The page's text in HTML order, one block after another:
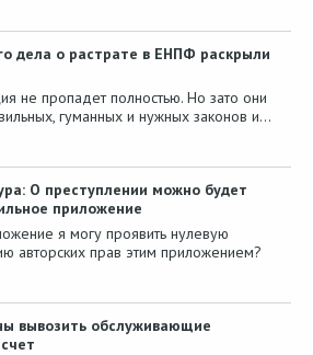
дела о растрате в ЕНПФ раскрыли
не пропадет полностью. Но зато они
гуманных и нужных законов и…
О преступлении можно будет
приложение
я могу проявить нулевую
авторских прав этим приложением?
вывозить обслуживающие